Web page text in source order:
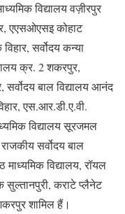
विद्यालय वज़ीरपुर
एएसओएसइ कोहाट
सर्वोदय कन्या
क्र. 2 शकरपुर,
सर्वोदय बाल विद्यालय आनंद
एस.आर.डी.ए.वी.
विद्यालय सूरजमल
सर्वोदय बाल
माध्यमिक विद्यालय, रॉयल
सुल्तानपुरी, कराटे प्लैनेट
शामिल हैं।